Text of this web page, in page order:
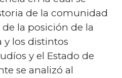
de la comunidad
la posición de la
y los distintos
y el Estado de
se analizó al